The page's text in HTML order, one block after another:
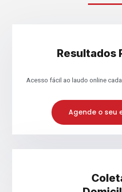
Resultados
Acesso fácil ao laudo online
Agende o seu